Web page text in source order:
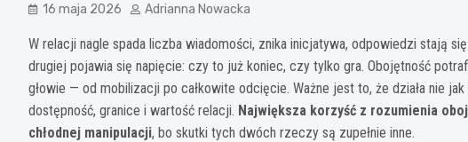
16 maja 2026 Adrianna Nowacka
W relacji nagle spada liczba wiadomości, znika inicjatywa, odpowiedzi stają
drugiej pojawia się napięcie: czy to już koniec, czy tylko gra. Obojętność
głowie — od mobilizacji po całkowite odcięcie. Ważne jest to, że działa nie
dostępność, granice i wartość relacji. Największa korzyść z rozumienia
chłodnej manipulacji, bo skutki tych dwóch rzeczy są zupełnie inne.